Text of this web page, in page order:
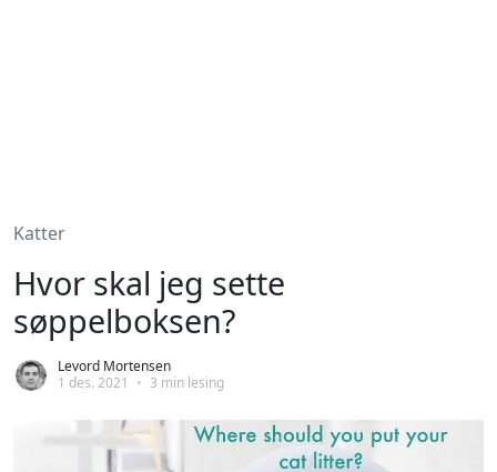
Katter
Hvor skal jeg sette
søppelboksen?
Levord Mortensen
1 des. 2021
• 3 min lesing